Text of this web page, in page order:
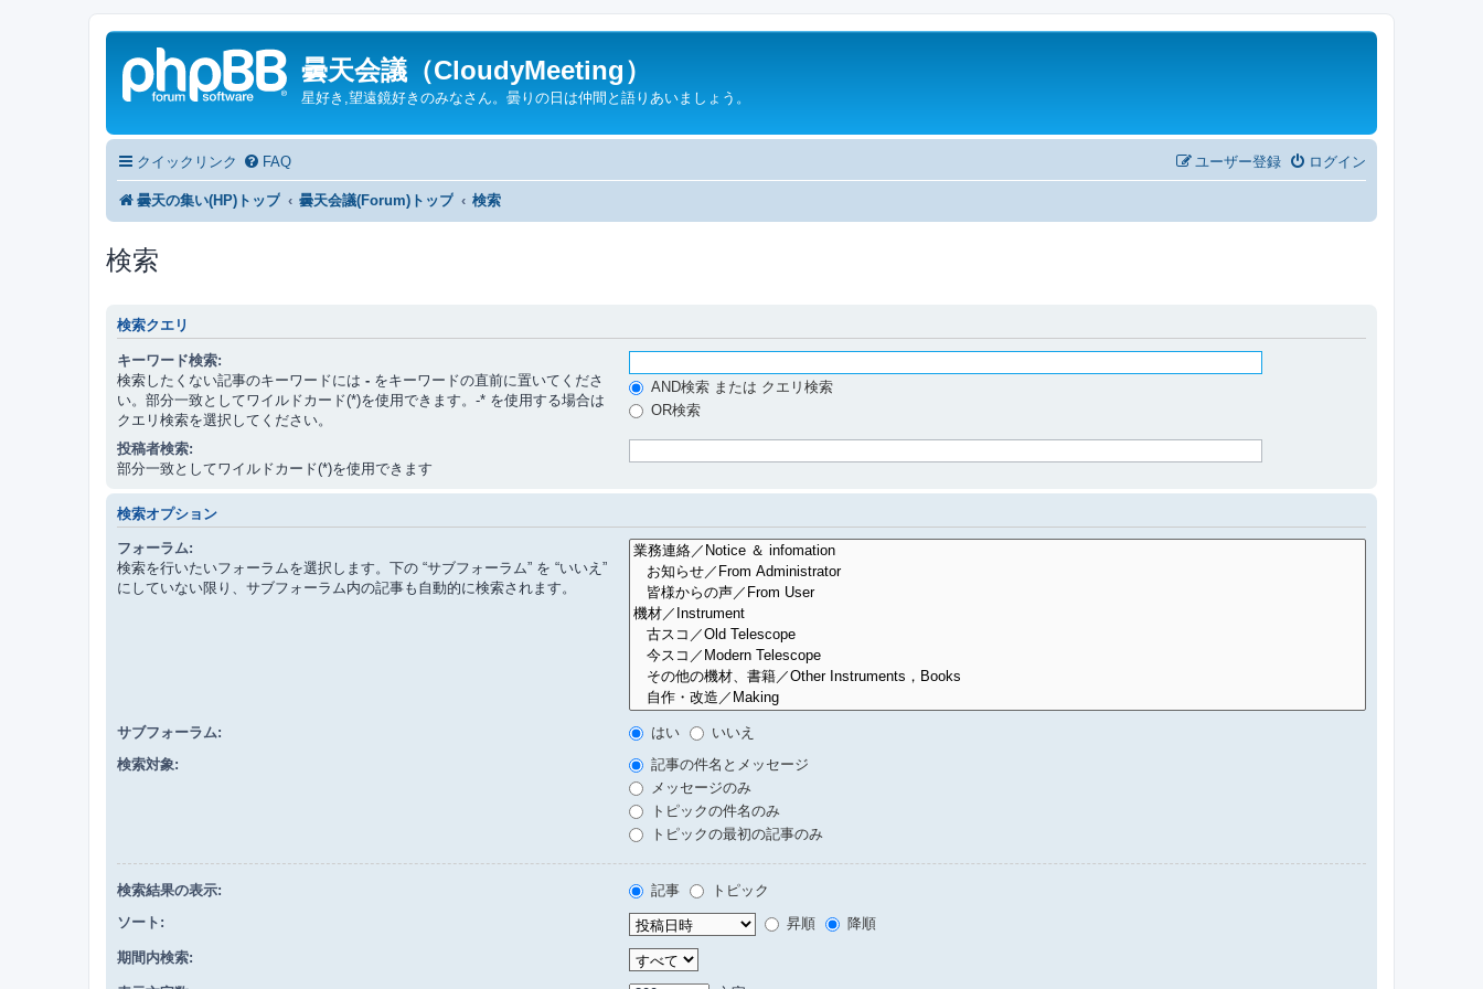
曇天会議（CloudyMeeting）
星好き,望遠鏡好きのみなさん。曇りの日は仲間と語りあいましょう。
クイックリンク FAQ ログイン
ユーザー登録
曇天の集い(HP)トップ 曇天会議(Forum)トップ 検索
検索
検索クエリ
キーワード検索:
検索したくない記事のキーワードには - をキーワードの直前に置いてくださ
い。部分一致としてワイルドカード(*)を使用できます。-* を使用する場合は
クエリ検索を選択してください。
AND検索 または クエリ検索
OR検索
投稿者検索:
部分一致としてワイルドカード(*)を使用できます
検索オプション
フォーラム:
検索を行いたいフォーラムを選択します。下の “サブフォーラム” を “いいえ”
にしていない限り、サブフォーラム内の記事も自動的に検索されます。
サブフォーラム: はい
いいえ
検索対象:
記事の件名とメッセージ
メッセージのみ
トピックの件名のみ
トピックの最初の記事のみ
検索結果の表示: 記事
トピック
ソート:
昇順 降順
期間内検索: